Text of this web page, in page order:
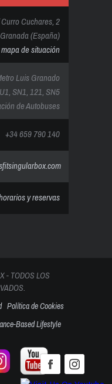
Cuchares, 2
(España)
de situación
Luis Granado
SN1, 121, SN5
de Autobuses
+34 659 790 140
y reservas
- TODOS LOS
Política de Cookies